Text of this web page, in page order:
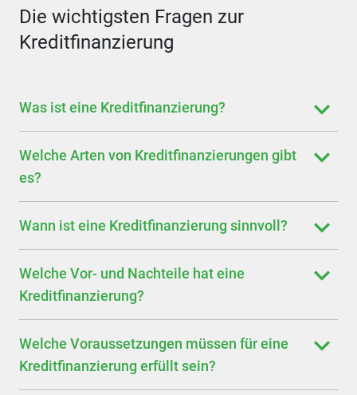
Die wichtigsten Fragen zur
Kreditfinanzierung
Was ist eine Kreditfinanzierung?
Welche Arten von Kreditfinanzierungen gibt
es?
Wann ist eine Kreditfinanzierung sinnvoll?
Welche Vor- und Nachteile hat eine
Kreditfinanzierung?
Welche Voraussetzungen müssen für eine
Kreditfinanzierung erfüllt sein?